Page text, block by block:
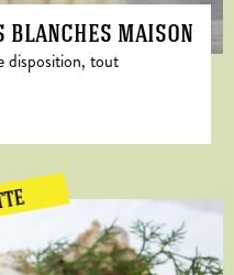
blanches maison
disposition, tout